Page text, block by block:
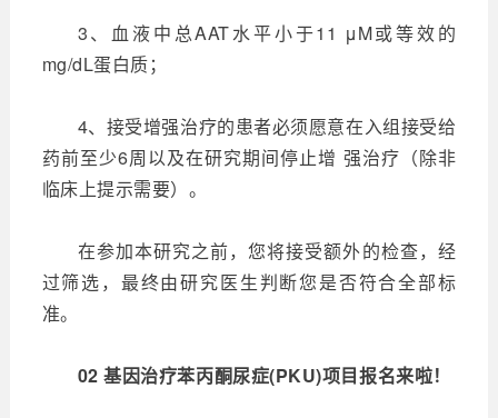
3、血液中总AAT水平小于11 μM或等效的
mg/dL蛋白质；
4、接受增强治疗的患者必须愿意在入组接受给
药前至少6周以及在研究期间停止增 强治疗（除非
临床上提示需要）。
在参加本研究之前，您将接受额外的检查，经
过筛选，最终由研究医生判断您是否符合全部标
准。
02 基因治疗苯丙酮尿症(PKU)项目报名来啦！